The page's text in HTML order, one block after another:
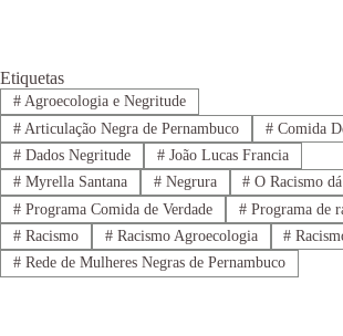
Etiquetas
#Agroecologia e Negritude
#Articulação Negra de Pernambuco #Comida
#Dados Negritude #João Lucas Francia
#Myrella Santana #Negrura # O Racismo
#Programa Comida de Verdade #Programa de
#Racismo #Racismo Agroecologia #
#Rede de Mulheres Negras de Pernambuco